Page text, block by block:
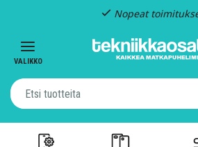
Nopeat toimitukset
VALIKKO